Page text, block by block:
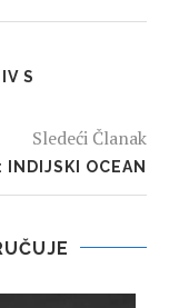
S
Sledeći Članak
INDIJSKI OCEAN